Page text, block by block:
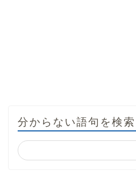
分からない語句を検索